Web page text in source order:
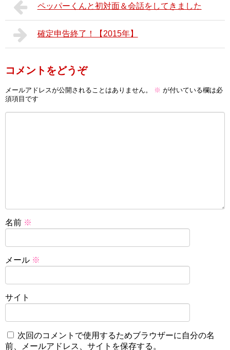
ペッパーくんと初対面＆会話をしてきました
確定申告終了！【2015年】
コメントをどうぞ
メールアドレスが公開されることはありません。 ※ が付いている欄は必
須項目です
名前 ※
メール ※
サイト
次回のコメントで使用するためブラウザーに自分の名
前、メールアドレス、サイトを保存する。